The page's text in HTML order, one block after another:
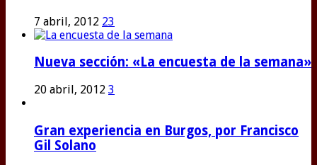
7 abril, 2012 23
Nueva sección: «La encuesta de la semana»
20 abril, 2012 3
Gran experiencia en Burgos, por Francisco
Gil Solano